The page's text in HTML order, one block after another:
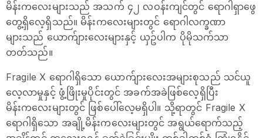
မိန်းကလေးများသည် အသက် ၄၂ လဝန်းကျင်တွင် ရောဂါရှာဖွေ
တွေ့ရှိလေ့ရှိသည်။ မိန်းကလေးများတွင် ရောဂါလက္ခဏာ
များသည် ယောက်ျားလေးများ‌နှင့် ယှဥ်ပါက ပိုမိုသက်သာ
တတ်သည်။
Fragile X ရောဂါရှိသော ယောက်ျားလေးအများစုသည် သင်ယူ
လေ့လာမှုနှင့် ဖွံ့ဖြိုးမှုပိုင်းတွင် အခက်အခဲဖြစ်လေ့ရှိပြီး
မိန်းကလေးများတွင် ဖြစ်ပေါ်လေ့မရှိပါ။ သို့ရာတွင် Fragile X
ရောဂါရှိသော အချို့မိန်းကလေးများတွင် အရွယ်ရောက်သည့်